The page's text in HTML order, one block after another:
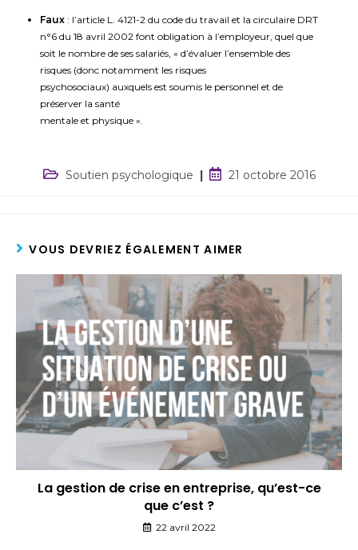
Faux : l’article L. 4121-2 du code du travail et la circulaire DRT
n°6 du 18 avril 2002 font obligation à l’employeur, quel que
soit le nombre de ses salariés, « d’évaluer l’ensemble des
risques (donc notamment les risques
psychosociaux) auxquels est soumis le personnel et de
préserver la santé
mentale et physique ».
Soutien psychologique 21 octobre 2016
VOUS DEVRIEZ ÉGALEMENT AIMER
La gestion de crise en entreprise, qu’est-ce
que c’est ?
22 avril 2022